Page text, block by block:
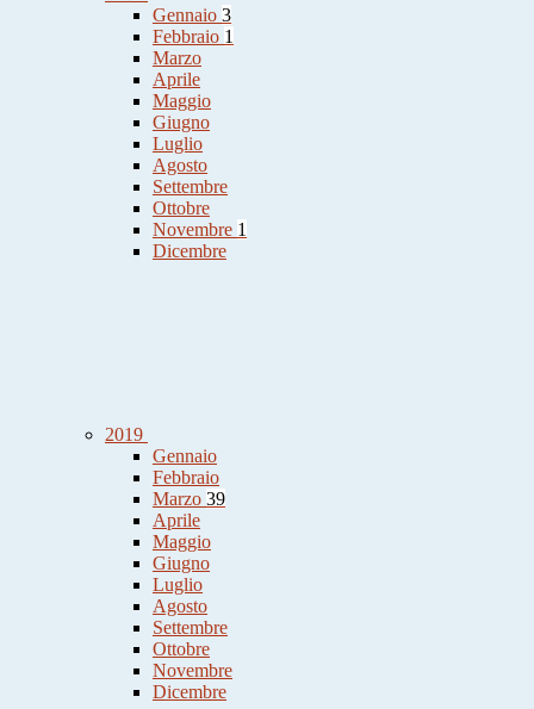
Gennaio 3
Febbraio 1
Marzo
Aprile
Maggio
Giugno
Luglio
Agosto
Settembre
Ottobre
Novembre 1
Dicembre
2019
Gennaio
Febbraio
Marzo 39
Aprile
Maggio
Giugno
Luglio
Agosto
Settembre
Ottobre
Novembre
Dicembre